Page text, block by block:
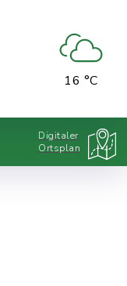
16 °C
Digitaler
Ortsplan